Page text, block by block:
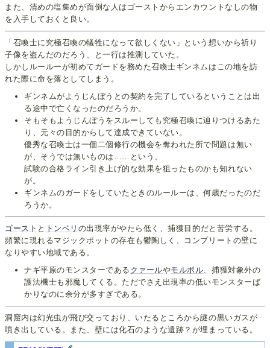
また、清めの塩集めが面倒な人はゴーストからエンカウントなしの物
を入手しておくと良い。
「召喚士に究極召喚の犠牲になって欲しくない」という想いから祈り
子像を盗んだのだろう、と一行は推測していた。
しかしルールーが初めてガードを務めた召喚士ギンネムはこの地を訪
れた際に命を落としてしまう。
ギンネムがようじんぼうとの契約を完了しているということは出
る途中で亡くなったのだろうか。
そもそもようじんぼうをスルーしても究極召喚に辿りつけるあた
り、元々の目的からして達成できていない。
優秀な召喚士は一個二個修行の機会を奪われた所で問題は無い
が、そうでは無いものは……という、
試験の合格ライン引き上げ的な効果を狙ったものかも知れない
が。
ギンネムのガードをしていたときのルールーは、何歳だったのだ
ろうか。
ゴースト と トンベリ の出現率がやたら低く、捕獲目的だと苦労する。
頻繁に現れるマジックポットの存在も鬱陶しく、コンプリートの壁に
なりやすい地域である。
ナギ平原のモンスターである クァールやモルボル、捕獲対象外の
護法機士も邪魔してくる。ただでさえ出現率の低いモンスターば
かりなのに余分が多すぎである。
洞窟内は幻光虫が飛び交っており、いたるところから謎の黒いガスが
噴き出している。また、壁には化石のような遺跡？が埋まっている。